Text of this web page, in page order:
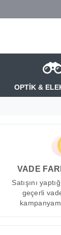
OPTİK &
VADE
Satışını
geçerli